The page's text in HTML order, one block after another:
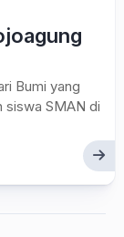
Bumi yang
siswa SMAN di